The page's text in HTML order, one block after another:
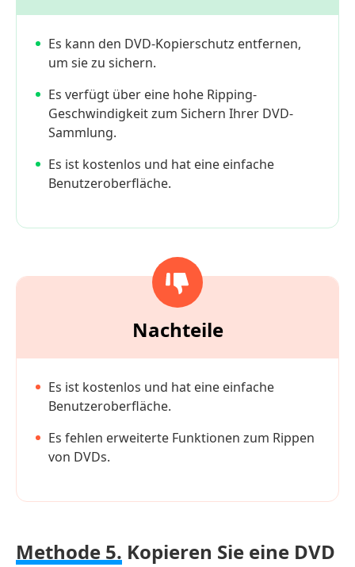
Es kann den DVD-Kopierschutz entfernen,
um sie zu sichern.
Es verfügt über eine hohe Ripping-
Geschwindigkeit zum Sichern Ihrer DVD-
Sammlung.
Es ist kostenlos und hat eine einfache
Benutzeroberfläche.
Nachteile
Es ist kostenlos und hat eine einfache
Benutzeroberfläche.
Es fehlen erweiterte Funktionen zum Rippen
von DVDs.
Methode 5. Kopieren Sie eine DVD